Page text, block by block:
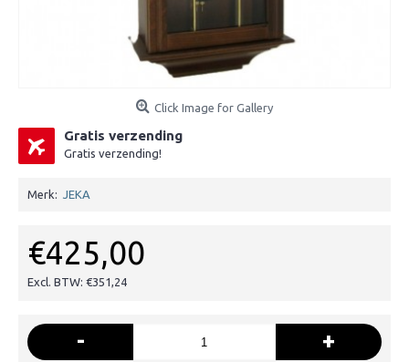
Click Image for Gallery
Gratis verzending
Gratis verzending!
Merk: JEKA
€425,00
Excl. BTW: €351,24
- +